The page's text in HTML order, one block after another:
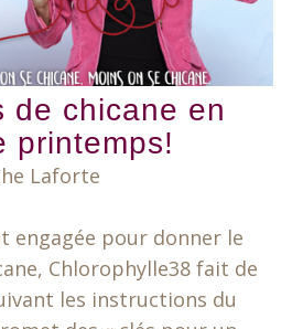
de chicane en
printemps!
Laforte
engagée pour donner le
Chlorophylle38 fait de
les instructions du